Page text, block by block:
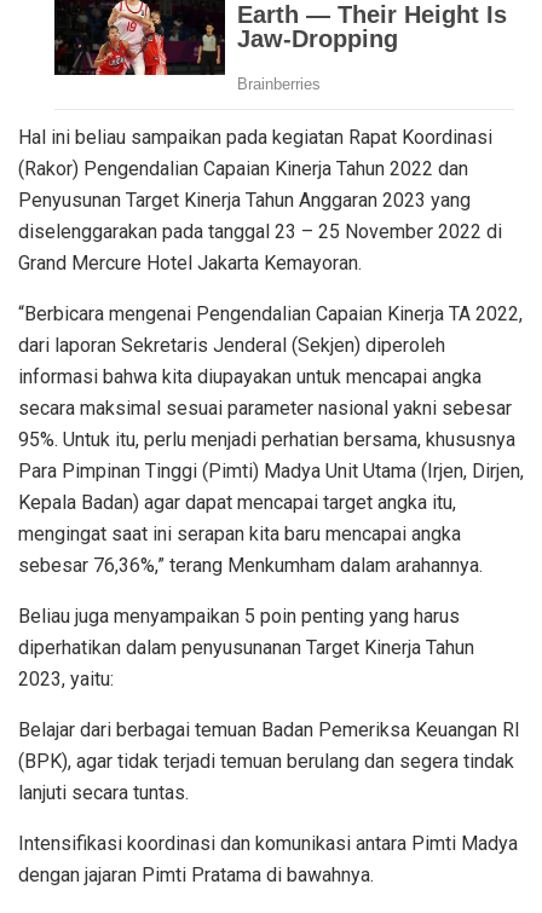
Hal ini beliau sampaikan pada kegiatan Rapat Koordinasi
(Rakor) Pengendalian Capaian Kinerja Tahun 2022 dan
Penyusunan Target Kinerja Tahun Anggaran 2023 yang
diselenggarakan pada tanggal 23 – 25 November 2022 di
Grand Mercure Hotel Jakarta Kemayoran.
“Berbicara mengenai Pengendalian Capaian Kinerja TA 2022,
dari laporan Sekretaris Jenderal (Sekjen) diperoleh
informasi bahwa kita diupayakan untuk mencapai angka
secara maksimal sesuai parameter nasional yakni sebesar
95%. Untuk itu, perlu menjadi perhatian bersama, khususnya
Para Pimpinan Tinggi (Pimti) Madya Unit Utama (Irjen, Dirjen,
Kepala Badan) agar dapat mencapai target angka itu,
mengingat saat ini serapan kita baru mencapai angka
sebesar 76,36%,” terang Menkumham dalam arahannya.
Beliau juga menyampaikan 5 poin penting yang harus
diperhatikan dalam penyusunanan Target Kinerja Tahun
2023, yaitu:
Belajar dari berbagai temuan Badan Pemeriksa Keuangan RI
(BPK), agar tidak terjadi temuan berulang dan segera tindak
lanjuti secara tuntas.
Intensifikasi koordinasi dan komunikasi antara Pimti Madya
dengan jajaran Pimti Pratama di bawahnya.